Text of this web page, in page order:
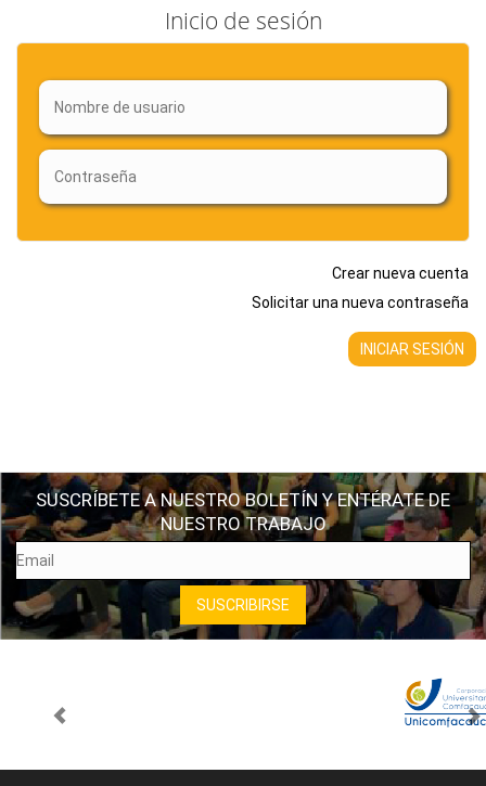
Inicio de sesión
Crear nueva cuenta
Solicitar una nueva contraseña
SUSCRÍBETE A NUESTRO BOLETÍN Y ENTÉRATE DE
NUESTRO TRABAJO